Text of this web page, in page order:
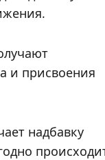
и присвоения
надбавку